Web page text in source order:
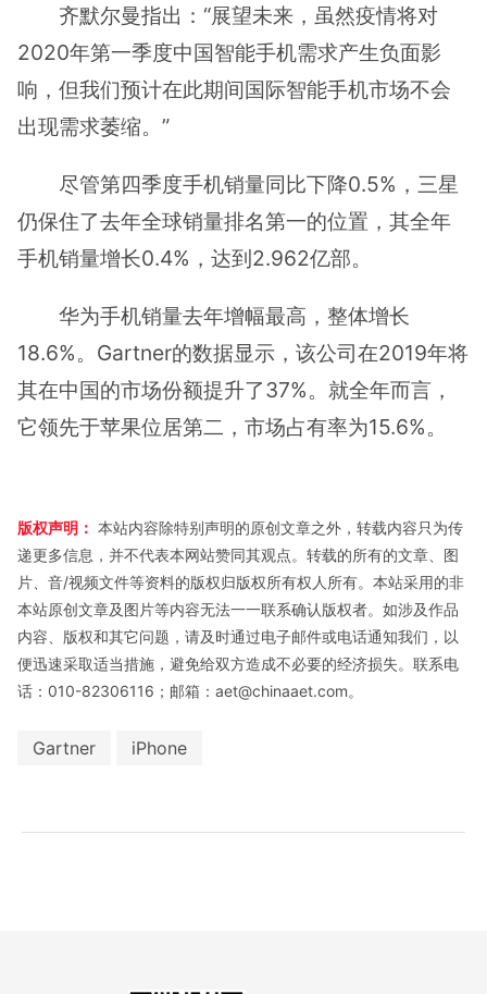
齐默尔曼指出：“展望未来，虽然疫情将对
2020年第一季度中国智能手机需求产生负面影
响，但我们预计在此期间国际智能手机市场不会
出现需求萎缩。”
尽管第四季度手机销量同比下降0.5%，三星
仍保住了去年全球销量排名第一的位置，其全年
手机销量增长0.4%，达到2.962亿部。
华为手机销量去年增幅最高，整体增长
18.6%。Gartner的数据显示，该公司在2019年将
其在中国的市场份额提升了37%。就全年而言，
它领先于苹果位居第二，市场占有率为15.6%。
版权声明： 本站内容除特别声明的原创文章之外，转载内容只为传
递更多信息，并不代表本网站赞同其观点。转载的所有的文章、图
片、音/视频文件等资料的版权归版权所有权人所有。本站采用的非
本站原创文章及图片等内容无法一一联系确认版权者。如涉及作品
内容、版权和其它问题，请及时通过电子邮件或电话通知我们，以
便迅速采取适当措施，避免给双方造成不必要的经济损失。联系电
话：010-82306116；邮箱：aet@chinaaet.com。
Gartner iPhone